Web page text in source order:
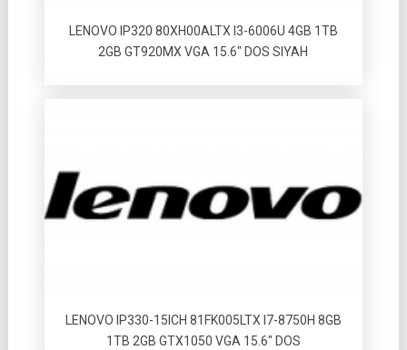
LENOVO IP320 80XH00ALTX I3-6006U 4GB 1TB
2GB GT920MX VGA 15.6″ DOS SIYAH
LENOVO IP330-15ICH 81FK005LTX I7-8750H 8GB
1TB 2GB GTX1050 VGA 15.6″ DOS